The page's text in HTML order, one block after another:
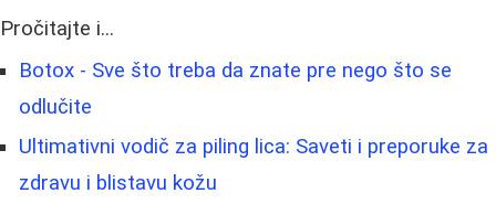
Pročitajte i...
Botox - Sve što treba da znate pre nego što se
odlučite
Ultimativni vodič za piling lica: Saveti i preporuke za
zdravu i blistavu kožu